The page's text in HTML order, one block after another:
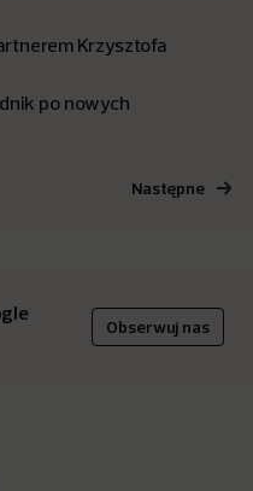
Krzysztofa
po nowych
Następne
Obserwuj nas